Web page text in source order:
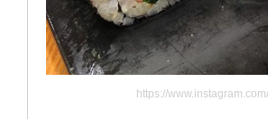
https://www.instagram.com/